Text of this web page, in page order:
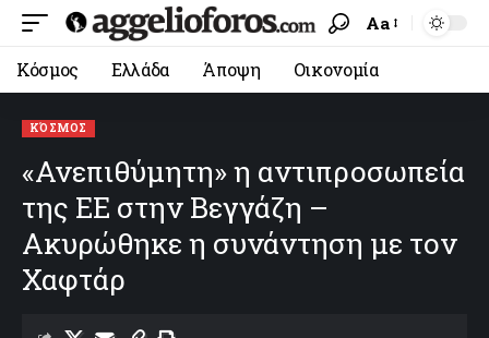
Aa
Κόσμος Ελλάδα Άποψη Οικονομία
ΚΌΣΜΟΣ
«Ανεπιθύμητη» η αντιπροσωπεία
της ΕΕ στην Βεγγάζη –
Ακυρώθηκε η συνάντηση με τον
Χαφτάρ